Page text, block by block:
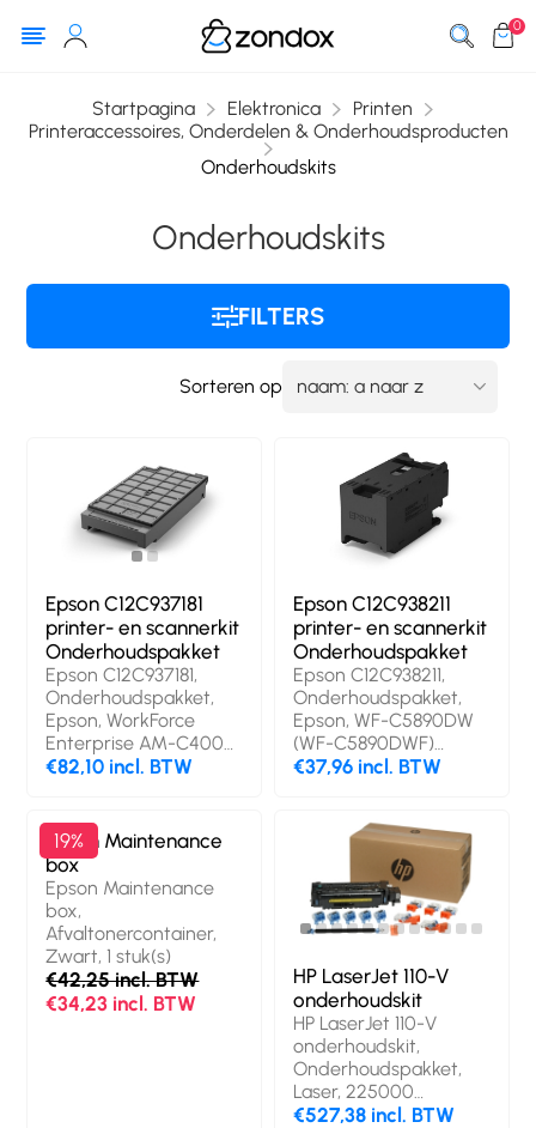
0
Startpagina Elektronica
Printen
Printeraccessoires, Onderdelen & Onderhoudsproducten
Onderhoudskits
Onderhoudskits
FILTERS
Sorteren op
Epson C12C937181
printer- en scannerkit
Onderhoudspakket
Epson C12C937181,
Onderhoudspakket,
Epson, WorkForce
Enterprise​ AM-C4000​
WorkForce Enterprise​
1 stuk(s)
€82,10 incl. BTW
Epson C12C938211
printer- en scannerkit
Onderhoudspakket
Epson C12C938211,
Onderhoudspakket,
Epson, WF-C5890DW
(WF-C5890DWF)
WorkForce Pro WF-
€37,96 incl. BTW
19%
Epson Maintenance
box
Epson Maintenance
box,
Afvaltonercontainer,
Zwart, 1 stuk(s)
€42,25 incl. BTW
€34,23 incl. BTW
HP LaserJet 110-V
onderhoudskit
HP LaserJet 110-V
onderhoudskit,
Onderhoudspakket,
Laser, 225000
pagina's, China, HP,
€527,38 incl. BTW